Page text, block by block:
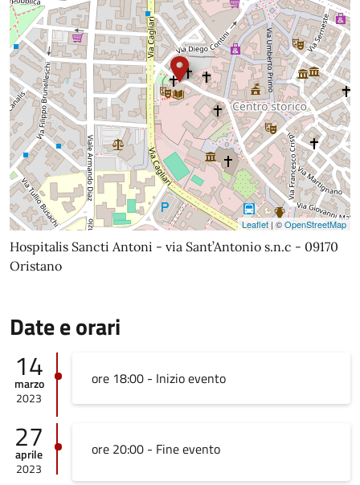
Leaflet | ©OpenStreetMap
Hospitalis Sancti Antoni - via Sant’Antonio s.n.c - 09170
Oristano
Date e orari
14
marzo
2023
ore 18:00 - Inizio evento
27
aprile
2023
ore 20:00 - Fine evento